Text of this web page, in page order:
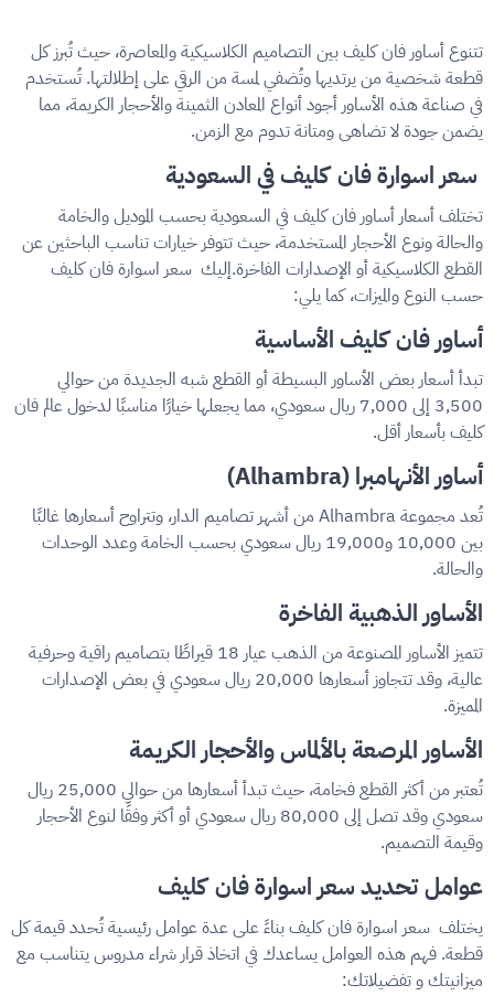
تتنوع أساور فان كليف بين التصاميم الكلاسيكية والمعاصرة، حيث تُبرز كل
قطعة شخصية من يرتديها وتُضفي لمسة من الرقي على إطلالتها. تُستخدم
في صناعة هذه الأساور أجود أنواع المعادن الثمينة والأحجار الكريمة، مما
يضمن جودة لا تضاهى ومتانة تدوم مع الزمن.
سعر اسوارة فان كليف في السعودية
تختلف أسعار أساور فان كليف في السعودية بحسب الموديل والخامة
والحالة ونوع الأحجار المستخدمة، حيث تتوفر خيارات تناسب الباحثين عن
القطع الكلاسيكية أو الإصدارات الفاخرة.إليك سعر اسوارة فان كليف
حسب النوع والميزات، كما يلي:
أساور فان كليف الأساسية
تبدأ أسعار بعض الأساور البسيطة أو القطع شبه الجديدة من حوالي
3,500 إلى 7,000 ريال سعودي، مما يجعلها خيارًا مناسبًا لدخول عالم فان
كليف بأسعار أقل.
أساور الأنهامبرا (Alhambra)
تُعد مجموعة Alhambra من أشهر تصاميم الدار، وتتراوح أسعارها غالبًا
بين 10,000 و19,000 ريال سعودي بحسب الخامة وعدد الوحدات
والحالة.
الأساور الذهبية الفاخرة
تتميز الأساور المصنوعة من الذهب عيار 18 قيراطًا بتصاميم راقية وحرفية
عالية، وقد تتجاوز أسعارها 20,000 ريال سعودي في بعض الإصدارات
المميزة.
الأساور المرصعة بالألماس والأحجار الكريمة
تُعتبر من أكثر القطع فخامة، حيث تبدأ أسعارها من حوالي 25,000 ريال
سعودي وقد تصل إلى 80,000 ريال سعودي أو أكثر وفقًا لنوع الأحجار
وقيمة التصميم.
عوامل تحديد سعر اسوارة فان كليف
يختلف سعر اسوارة فان كليف بناءً على عدة عوامل رئيسية تُحدد قيمة كل
قطعة. فهم هذه العوامل يساعدك في اتخاذ قرار شراء مدروس يتناسب مع
ميزانيتك و تفضيلاتك: